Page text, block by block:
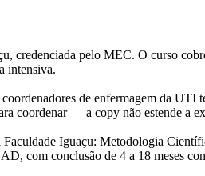
credenciada pelo MEC. O curso
intensiva.
de enfermagem da UTI
coordenar — a copy não estende a
Iguaçu: Metodologia
com conclusão de 4 a 18 meses